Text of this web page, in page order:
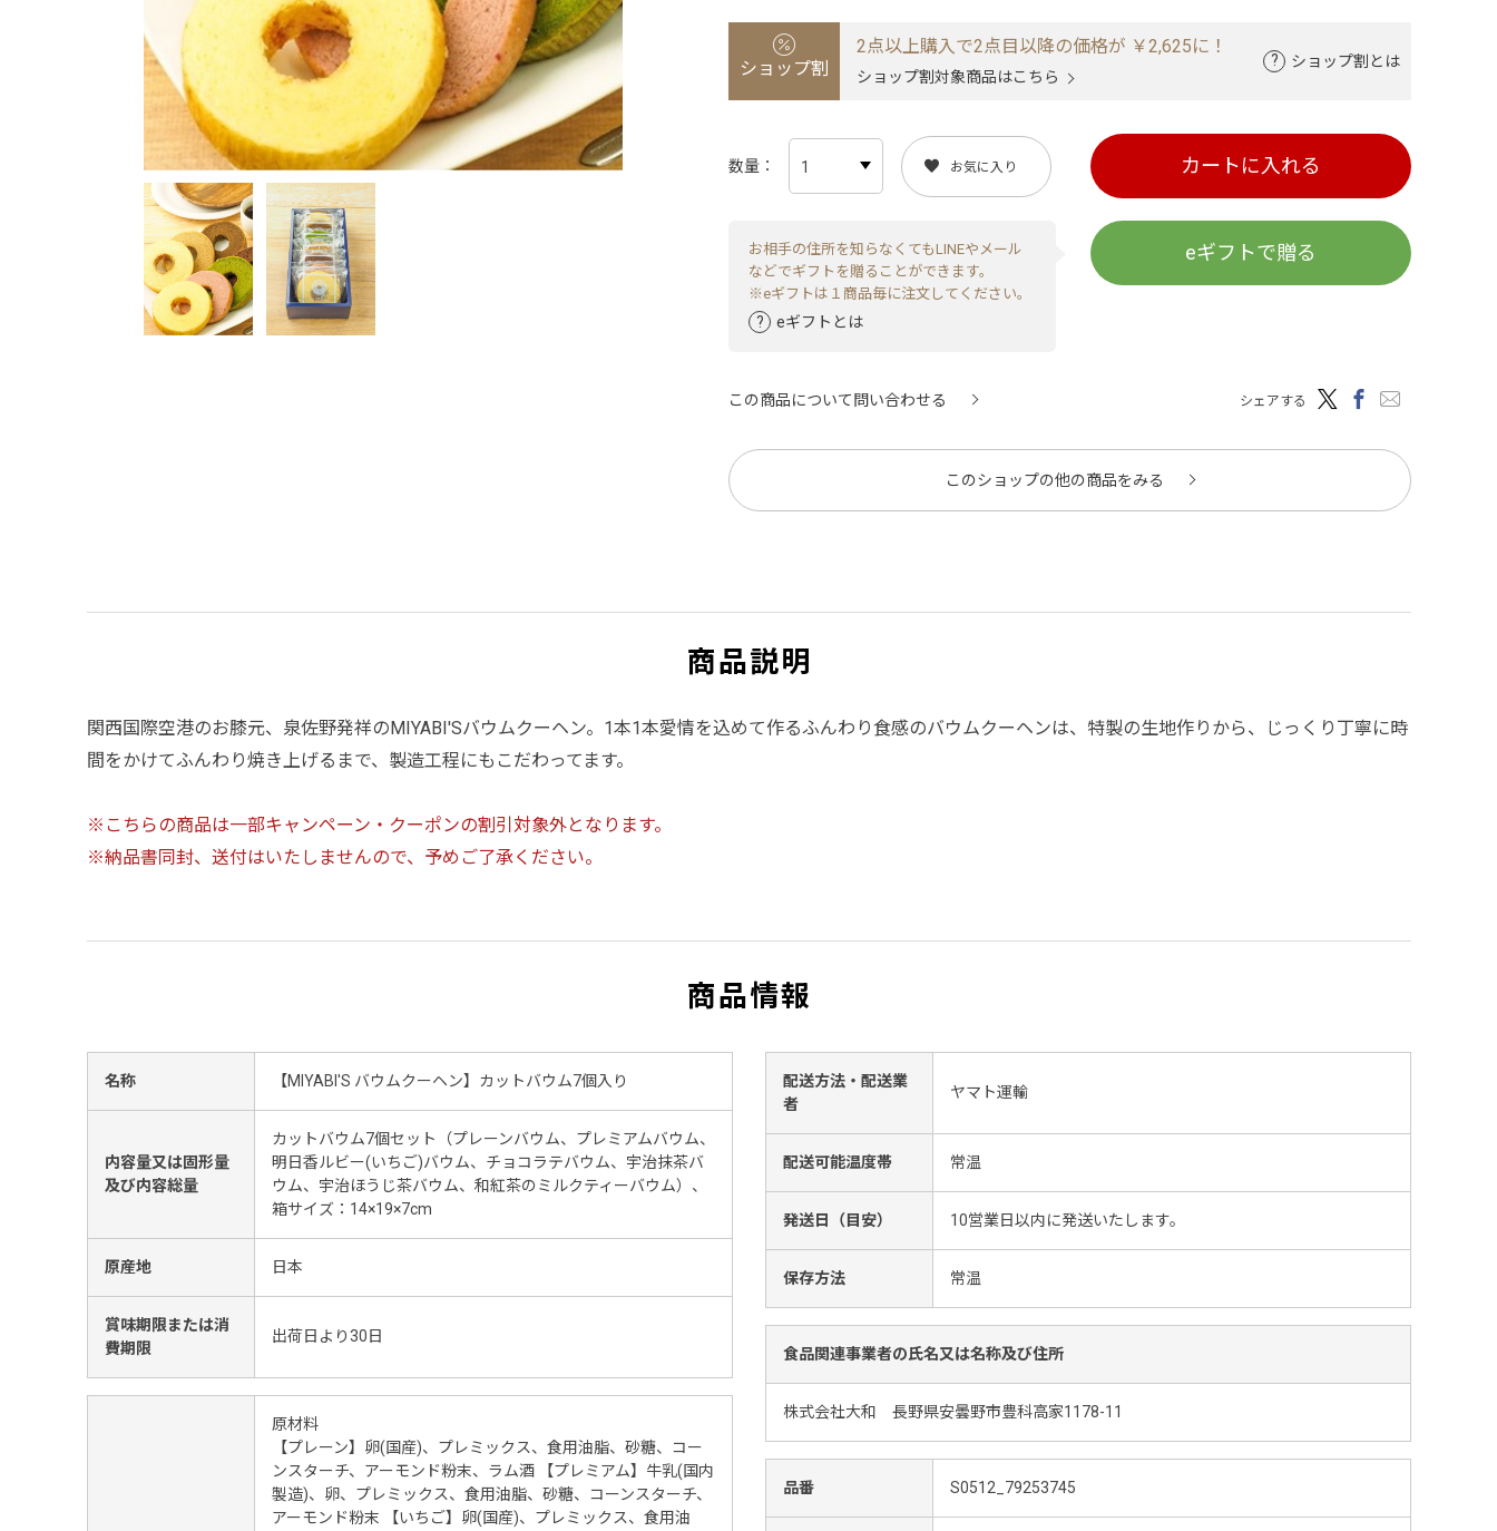
ショップ割
2点以上購入で2点目以降の価格が ￥2,625に！
ショップ割対象商品はこちら
ショップ割とは
数量 お気に入り カートに入れる
お相手の住所を知らなくてもLINEやメール
などでギフトを贈ることができます。
※eギフトは１商品毎に注文してください。
eギフトとは
eギフトで贈る
この商品について問い合わせる シェアする
このショップの他の商品をみる
商品説明
関西国際空港のお膝元、泉佐野発祥のMIYABI'Sバウムクーヘン。1本1本愛情を込めて作るふんわり食感のバウムクーヘンは、特製の生地作りから、じっくり丁寧に時
間をかけてふんわり焼き上げるまで、製造工程にもこだわってます。
※こちらの商品は一部キャンペーン・クーポンの割引対象外となります。
※納品書同封、送付はいたしませんので、予めご了承ください。
商品情報
名称 【MIYABI'S バウムクーヘン】カットバウム7個入り
内容量又は固形量
及び内容総量
カットバウム7個セット（プレーンバウム、プレミアムバウム、
明日香ルビー(いちご)バウム、チョコラテバウム、宇治抹茶バ
ウム、宇治ほうじ茶バウム、和紅茶のミルクティーバウム）、
箱サイズ：14×19×7cm
原産地 日本
賞味期限または消
費期限
出荷日より30日
原材料
【プレーン】卵(国産)、プレミックス、食用油脂、砂糖、コー
ンスターチ、アーモンド粉末、ラム酒 【プレミアム】牛乳(国内
製造)、卵、プレミックス、食用油脂、砂糖、コーンスターチ、
アーモンド粉末 【いちご】卵(国産)、プレミックス、食用油
配送方法・配送業
者
ヤマト運輸
配送可能温度帯 常温
発送日（目安） 10営業日以内に発送いたします。
保存方法 常温
食品関連事業者の氏名又は名称及び住所
株式会社大和 長野県安曇野市豊科高家1178-11
品番 S0512_79253745